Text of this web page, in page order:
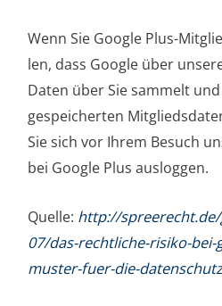
Wenn Sie Goog­le Plus-
len, dass Goog­le über
Daten über Sie sam­melt
gespei­cher­ten
Sie sich vor Ihrem Besuch
bei Goog­le Plus ausloggen.
Quel­le: http://
07/das-rechtliche-risiko-
muster-fuer-die-